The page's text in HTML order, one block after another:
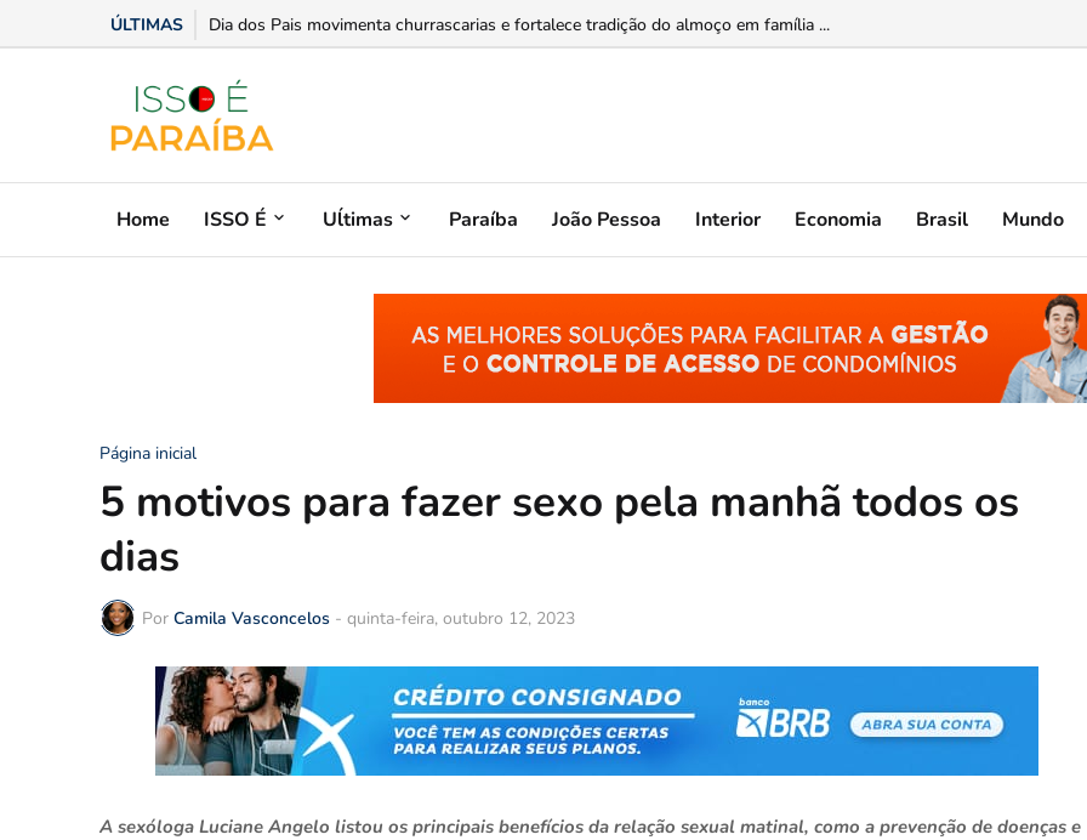
ÚLTIMAS Opinião: Educação como mediadora da liberdade feminina...
Home ISSO É Uĺtimas Paraíba João Pessoa Interior Economia Brasil Mundo
Página inicial
5 motivos para fazer sexo pela manhã todos os
dias
Por Camila Vasconcelos - quinta-feira, outubro 12, 2023
A sexóloga Luciane Angelo listou os principais benefícios da relação sexual matinal, como a prevenção de doenças e